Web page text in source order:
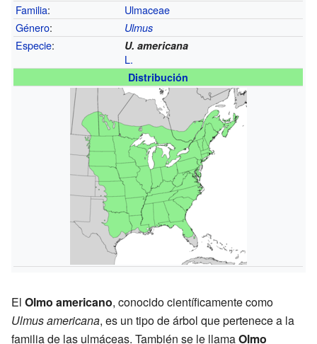
Familia:
Ulmaceae
Género: Ulmus
Especie: U. americana
L.
Distribución
El Olmo americano, conocido científicamente como
Ulmus americana, es un tipo de árbol que pertenece a la
familia de las ulmáceas. También se le llamaOlmo